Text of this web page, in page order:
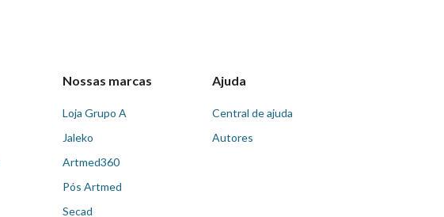
Nossas marcas
Loja Grupo A
Jaleko
Artmed360
Pós Artmed
Secad
Ajuda
Central de ajuda
Autores